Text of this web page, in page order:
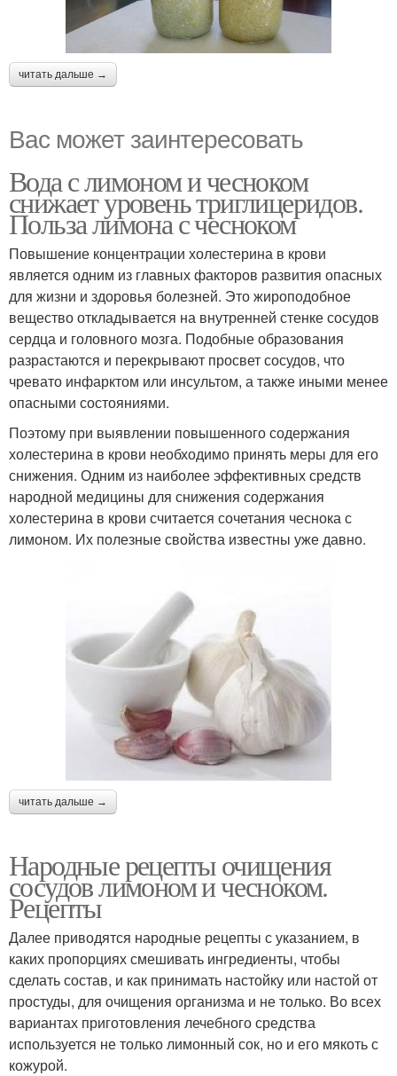
читать дальше →
Вас может заинтересовать
Вода с лимоном и чесноком
снижает уровень триглицеридов.
Польза лимона с чесноком
Повышение концентрации холестерина в крови
является одним из главных факторов развития опасных
для жизни и здоровья болезней. Это жироподобное
вещество откладывается на внутренней стенке сосудов
сердца и головного мозга. Подобные образования
разрастаются и перекрывают просвет сосудов, что
чревато инфарктом или инсультом, а также иными менее
опасными состояниями.
Поэтому при выявлении повышенного содержания
холестерина в крови необходимо принять меры для его
снижения. Одним из наиболее эффективных средств
народной медицины для снижения содержания
холестерина в крови считается сочетания чеснока с
лимоном. Их полезные свойства известны уже давно.
читать дальше →
Народные рецепты очищения
сосудов лимоном и чесноком.
Рецепты
Далее приводятся народные рецепты с указанием, в
каких пропорциях смешивать ингредиенты, чтобы
сделать состав, и как принимать настойку или настой от
простуды, для очищения организма и не только. Во всех
вариантах приготовления лечебного средства
используется не только лимонный сок, но и его мякоть с
кожурой.